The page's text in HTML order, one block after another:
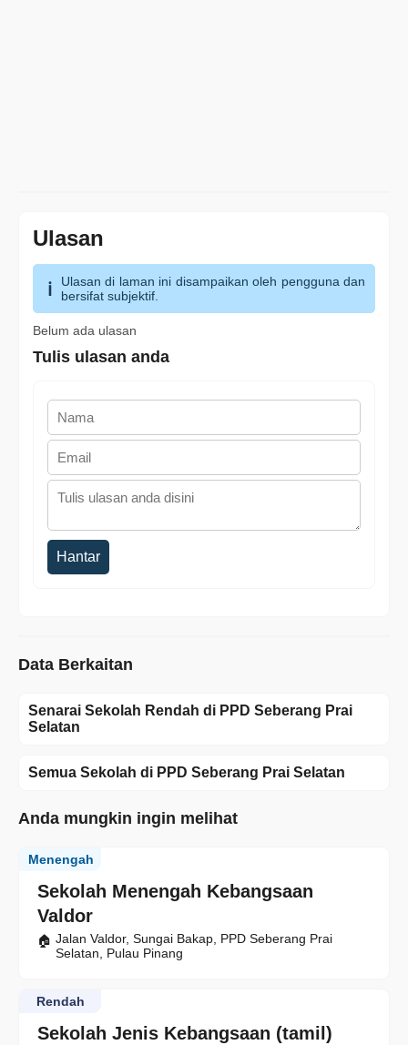
Ulasan
Ulasan di laman ini disampaikan oleh pengguna dan
bersifat subjektif.
Belum ada ulasan
Tulis ulasan anda
Hantar
Data Berkaitan
Senarai Sekolah Rendah di PPD Seberang Prai
Selatan
Semua Sekolah di PPD Seberang Prai Selatan
Anda mungkin ingin melihat
Sekolah Menengah Kebangsaan
Valdor
Menengah
Jalan Valdor, Sungai Bakap, PPD Seberang Prai
Selatan, Pulau Pinang
Sekolah Jenis Kebangsaan (tamil)
Rendah